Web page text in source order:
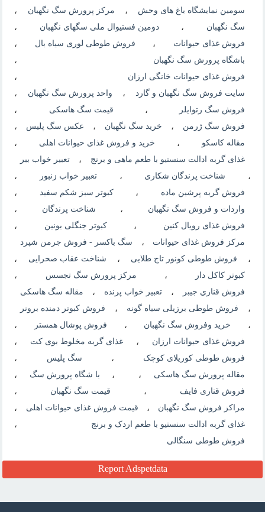
سومین نمایشگاه باغ های وحش ، مرکز پرورش سگ نگهبان ،
سگ نگهبان ، دومین فستیوال ملی سگهای نگهبان ،
فروش غذای حیوانات ، فروش طوطی لوری سیاه بال ،
باشگاه پرورش سگ نگهبان ،
فروش غذای حیوانات خانگی ارزان ،
سایت فروش سگ نگهبان و گارد ، واحد پرورش سگ نگهبان ،
فروش سگ رتوایلر ، قیمت سگ هاسکی ،
فروش سگ ژرمن ، خرید سگ نگهبان ، عکس سگ پلیس ،
مقاله کاسکو ، خرید و فروش غذای حیوانات اهلی ،
غذای گربه ادالت سنستیو با طعم ماهی و برنج ، تعبیر خواب ببر
، شناخت پرندگان شکاری ، تعبیر خواب زنبور ،
فروش گربه پرشین ماده ، کبوتر سبز شکم سفید ،
واردات و فروش سگ نگهبان ، شناخت پرندگان ،
فروش غذای رویال کنین ، کبوتر جنگلی بونین ،
مرکز فروش غذای حیوانات ، سگ باكسر - فروش جرمن شپرد
، فروش طوطی کونور تاج طلایی ، شناخت عقاب صحرایی ،
کبوتر کاکل دار ، مرکز پرورش سگ تجسس ،
فروش قناري جيبر ، تعبیر خواب پرنده ، مقاله سگ هاسکی
، فروش طوطی برزیلی سیاه گونه ، فروش کبوتر دمنده برونر
، خرید وفروش سگ نگهبان ، فروش پوشال همستر ،
فروش غذای حیوانات ارزان ، غذای گربه مخلوط بوی کت ،
فروش طوطی کوریلای کوچک ، سگ پلیس ،
مقاله پرورش سگ هاسکی ، ، با شگاه پرورش سگ ،
فروش قناری فایف ، قیمت سگ نگهبان ،
مراکز فروش سگ نگهبان ، قیمت فروش غذای حیوانات اهلی ،
غذای گربه ادالت سنستیو با طعم اردک و برنج ،
فروش طوطی سنگالی
Report Adspetdata